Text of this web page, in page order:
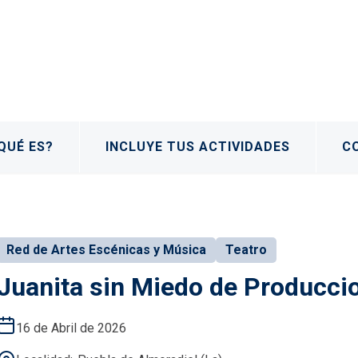
ES? INCLUYE TUS ACTIVIDADES
Red de Artes Escénicas y Música Teatro
sin Miedo de
16 de Abril de 2026